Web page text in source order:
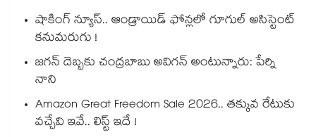
షాకింగ్ న్యూస్.. ఆండ్రాయిడ్ ఫోన్లలో గూగుల్ అసిస్టెంట్
కనుమరుగు !
జగన్ దెబ్బకు చంద్రబాబు అవిగన్ అంటున్నారు: పేర్ని
నాని
Amazon Great Freedom Sale 2026.. తక్కువ రేటుకు
వచ్చేవి ఇవే.. లిస్ట్ ఇదే !